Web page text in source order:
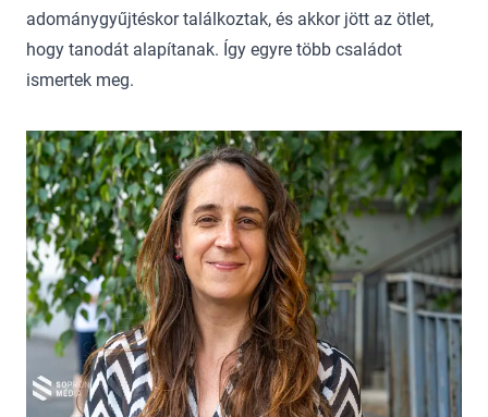
adománygyűjtéskor találkoztak, és akkor jött az ötlet,
hogy tanodát alapítanak. Így egyre több családot
ismertek meg.